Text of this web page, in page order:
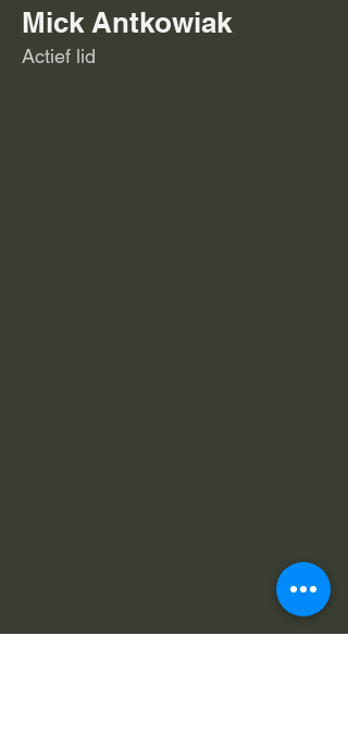
Mick Antkowiak
Actief lid